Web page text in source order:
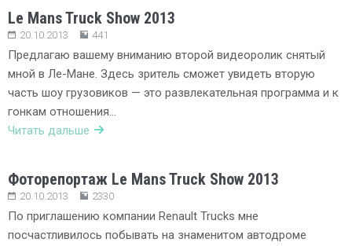
Le Mans Truck Show 2013
20.10.2013 441
Предлагаю вашему вниманию второй видеоролик снятый
мной в Ле-Мане. Здесь зритель сможет увидеть вторую
часть шоу грузовиков — это развлекательная программа и к
гонкам отношения…
Читать дальше
Фоторепортаж Le Mans Truck Show 2013
20.10.2013 2330
По приглашению компании Renault Trucks мне
посчастливилось побывать на знаменитом автодроме